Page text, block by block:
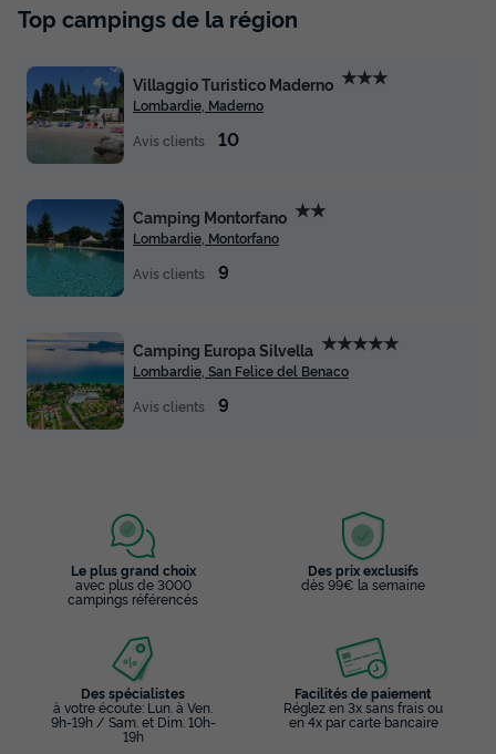
Top campings de la région
Villaggio Turistico Maderno ★★★
Lombardie, Maderno
Avis clients
10
Camping Montorfano ★★
Lombardie, Montorfano
Avis clients
9
Camping Europa Silvella ★★★★★
Lombardie, San Felice del Benaco
Avis clients
9
Le plus grand choix
avec plus de 3000
campings référencés
Des prix exclusifs
dès 99€ la semaine
Des spécialistes
à votre écoute: Lun. à Ven.
9h-19h / Sam. et Dim. 10h-
19h
Facilités de paiement
Réglez en 3x sans frais ou
en 4x par carte bancaire